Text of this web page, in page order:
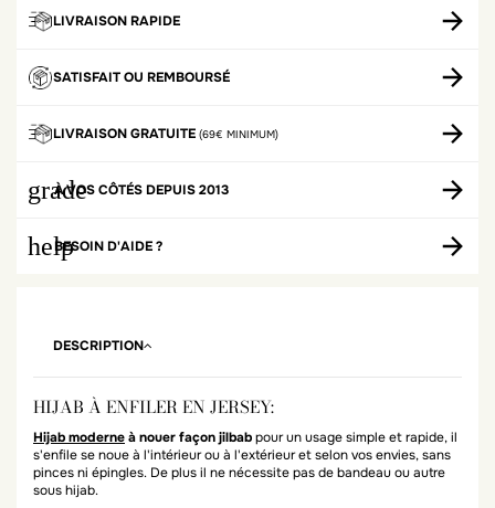
LIVRAISON RAPIDE
SATISFAIT OU REMBOURSÉ
LIVRAISON GRATUITE (69€ MINIMUM)
grade
À VOS CÔTÉS DEPUIS 2013
helpBESOIN D'AIDE ?
DESCRIPTION
HIJAB À ENFILER EN JERSEY:
Hijab moderneà nouer façon jilbabpour un usage simple et rapide, il
s'enfile se noue à l'intérieur ou à l'extérieur et selon vos envies, sans
pinces ni épingles. De plus il ne nécessite pas de bandeau ou autre
sous hijab.